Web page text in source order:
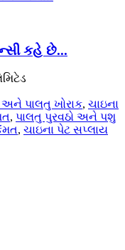
કહે છે...
અને પાલતુ ખોરાક, ચાઇના
, પાલતુ પુરવઠો અને પશુ
, ચાઇના પેટ સપ્લાય